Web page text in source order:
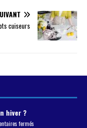
cuiseurs
hiver ?
fermés